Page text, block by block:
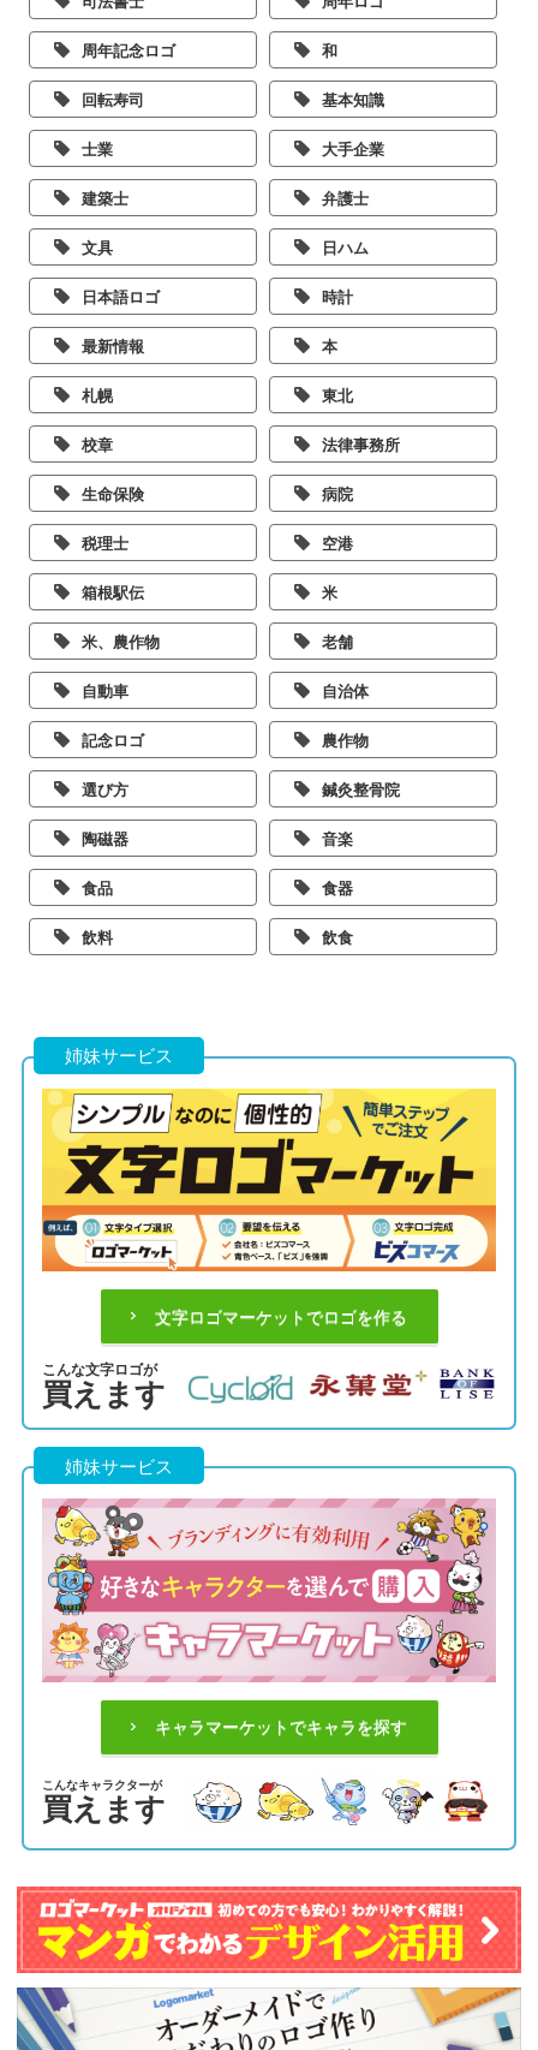
周年記念ロゴ 和
回転寿司 基本知識
士業 大手企業
建築士 弁護士
文具 日ハム
日本語ロゴ 時計
最新情報 本
札幌 東北
校章 法律事務所
生命保険 病院
税理士 空港
箱根駅伝 米
米、農作物 老舗
自動車 自治体
記念ロゴ 農作物
選び方 鍼灸整骨院
陶磁器 音楽
食品 食器
飲料 飲食
姉妹サービス
文字ロゴマーケットでロゴを作る
こんな文字ロゴが
買えます
姉妹サービス
キャラマーケットでキャラを探す
こんなキャラクターが
買えます